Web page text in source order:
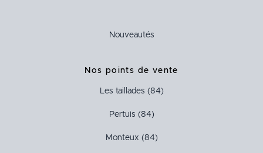
Nouveautés
Nos points de vente
Les taillades (84)
Pertuis (84)
Monteux (84)